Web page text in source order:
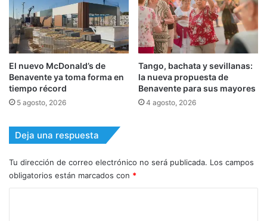
El nuevo McDonald’s de
Benavente ya toma forma en
tiempo récord
5 agosto, 2026
Tango, bachata y sevillanas:
la nueva propuesta de
Benavente para sus mayores
4 agosto, 2026
Deja una respuesta
Tu dirección de correo electrónico no será publicada. Los campos
obligatorios están marcados con *